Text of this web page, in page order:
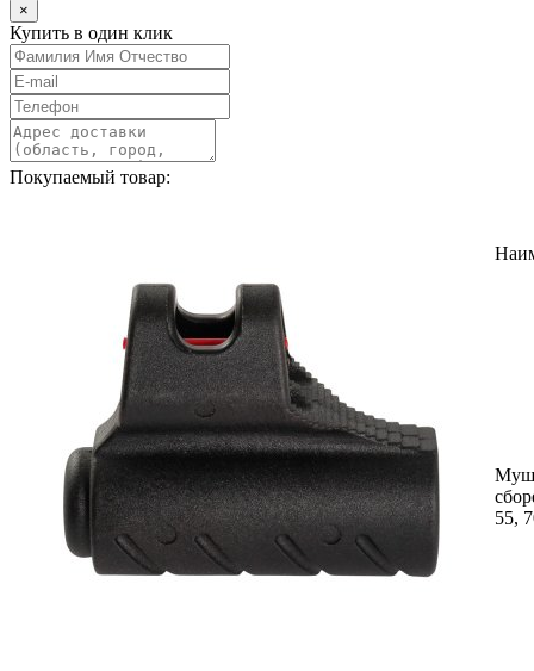
×
Купить в один клик
Покупаемый товар:
55,